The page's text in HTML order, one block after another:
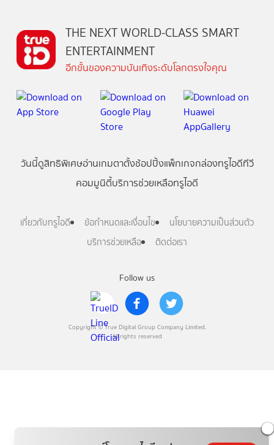
Follow us
Copyright © True Digital Group Company Limited.
All rights reserved
THE NEXT WORLD-CLASS SMART
ENTERTAINMENT
อีกขั้นของความบันเทิงระดับโลกตรงใจคุณ
วันนี้ดูสิทธิพิเศษอ่านเกมตาตั้งช้อปปิ้งแพ็กเกจกล่องทรูไอดีทีวี
คอมมูนิตี้บริการช่วยเหลือทรูไอดี
เกี่ยวกับทรูไอดี ข้อกำหนดและเงื่อนไข
นโยบายความเป็นส่วนตัว
บริการช่วยเหลือ
ติดต่อเรา